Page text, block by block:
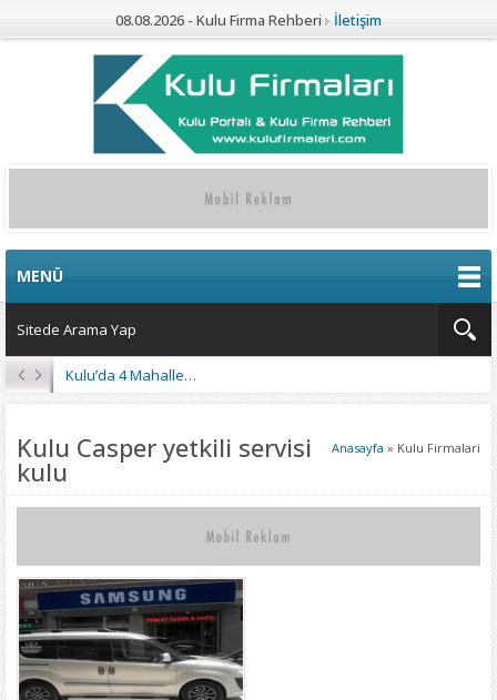
08.08.2026 - Kulu Firma Rehberi İletişim
MENÜ
Kulu’da 4 Mahalleye Yangın Söndürme Tankeri
Anasayfa » Kulu Firmalari
Kulu Casper yetkili servisi
kulu